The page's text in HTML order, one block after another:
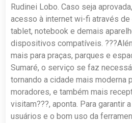
Rudinei Lobo. Caso seja
acesso à internet wi-fi através de
tablet, notebook e demais
dispositivos compatíveis.
mais para praças, parques e
Sumaré, o serviço se faz
tornando a cidade mais moderna
moradores, e também mais
visitam???, aponta. Para garantir
usuários e o bom uso da